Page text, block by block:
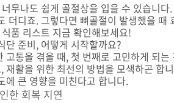
무나도 쉽게 골절상을 입을 수 있습니
더디죠. 그렇다면 뼈골절이 발생했을 때
품 리스트 지금 확인해보세요!
단 준비, 어떻게 시작할까요?
고통을 겪을 때, 첫 번째로 고민하게 되
재활을 위한 최선의 방법을 모색하곤 합
에 큰 영향을 미친다고 합니다.
한 회복 지연